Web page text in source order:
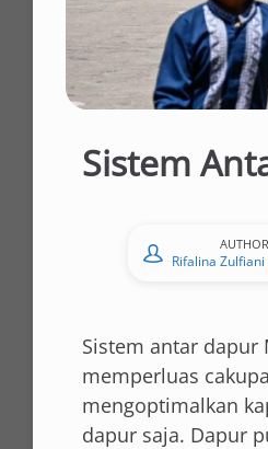
Sistem
AUTHOR
Rifalina
Sistem antar dapur
memperluas
mengoptimalkan
dapur saja. Dapur